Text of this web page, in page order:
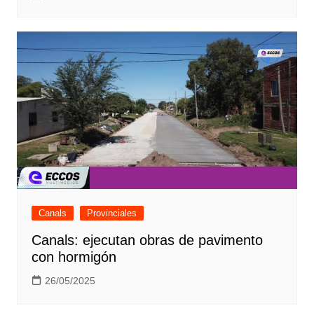
Canals Provinciales
Canals: ejecutan obras de pavimento
con hormigón
26/05/2025